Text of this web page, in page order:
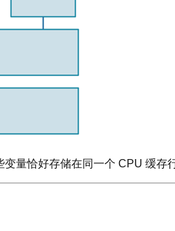
量恰好存储在同一个 CPU 缓存